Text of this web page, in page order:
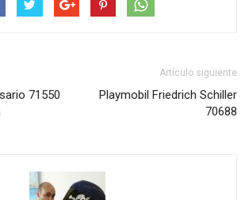
71550
Artículo siguiente
Playmobil Friedrich Schiller
70688